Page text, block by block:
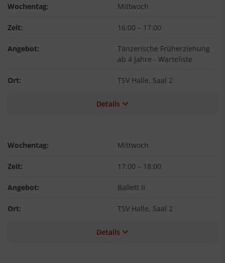
Wochentag: Mittwoch
Zeit: 16:00 – 17:00
Angebot:
Tänzerische Früherziehung
ab 4 Jahre - Warteliste
Ort: TSV Halle, Saal 2
Details
Wochentag: Mittwoch
Zeit: 17:00 – 18:00
Angebot: Ballett II
Ort: TSV Halle, Saal 2
Details